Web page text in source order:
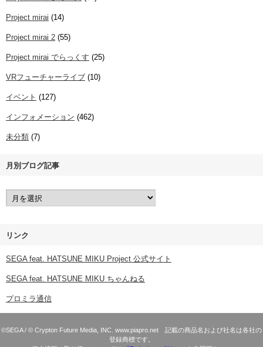
Project mirai (14)
Project mirai 2 (55)
Project mirai でらっくす (25)
VRフューチャーライブ (10)
イベント (127)
インフォメーション (462)
未分類 (7)
月別ブログ記事
リンク
SEGA feat. HATSUNE MIKU Project 公式サイト
SEGA feat. HATSUNE MIKU ちゃんねる
プロミラ通信
©SEGA / © Crypton Future Media, INC. www.piapro.net 記載の商品名および社名は各社の
登録商標です。